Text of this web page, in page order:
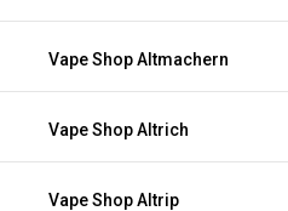
Vape Shop Altmachern
Vape Shop Altrich
Vape Shop Altrip